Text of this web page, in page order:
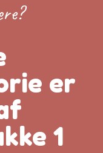
er
1